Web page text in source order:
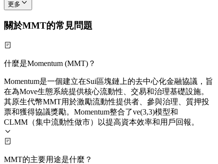
更多
關於MMT的常見問題
什麼是Momentum (MMT)？
Momentum是一個建立在Sui區塊鏈上的去中心化金融協議，旨
在為Move生態系統提供核心流動性、交易和治理基礎設施。
其原生代幣MMT用於激勵流動性提供者、參與治理、質押投
票和獲得協議獎勵。Momentum整合了ve(3,3)模型和
CLMM（集中流動性做市）以提高資本效率和用戶回報。
MMT的主要用途是什麼？